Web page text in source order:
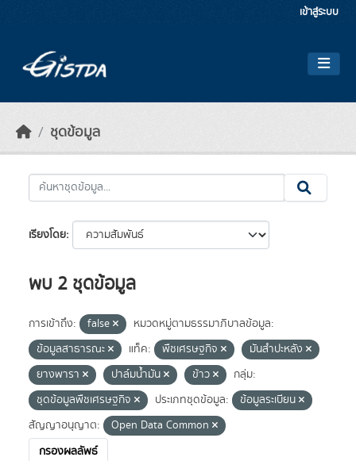
เข้าสู่ระบบ
ชุดข้อมูล
เรียงโดย
พบ 2 ชุดข้อมูล
การเข้าถึง: false
หมวดหมู่ตามธรรมาภิบาลข้อมูล:
ข้อมูลสาธารณะ
แท็ค: พืชเศรษฐกิจ
มันสำปะหลัง
ยางพารา
ปาล์มน้ำมัน ข้าว
กลุ่ม:
ชุดข้อมูลพืชเศรษฐกิจ
ประเภทชุดข้อมูล:
ข้อมูลระเบียน
สัญญาอนุญาต:
Open Data Common
กรองผลลัพธ์